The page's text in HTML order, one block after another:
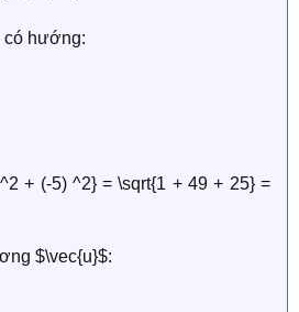
có hướng:
+ (-5) ^2} = \sqrt{1 + 49 + 25} =
$\vec{u}$: